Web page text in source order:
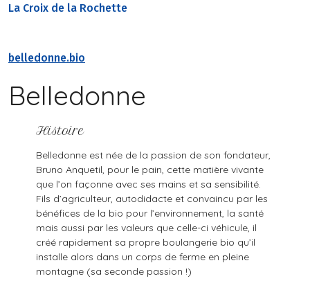
La Croix de la Rochette
belledonne.bio
Belledonne
Histoire
Belledonne est née de la passion de son fondateur,
Bruno Anquetil, pour le pain, cette matière vivante
que l’on façonne avec ses mains et sa sensibilité.
Fils d’agriculteur, autodidacte et convaincu par les
bénéfices de la bio pour l’environnement, la santé
mais aussi par les valeurs que celle-ci véhicule, il
créé rapidement sa propre boulangerie bio qu’il
installe alors dans un corps de ferme en pleine
montagne (sa seconde passion !)